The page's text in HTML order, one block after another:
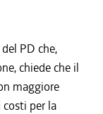
PD che,
chiede che il
maggiore
per la